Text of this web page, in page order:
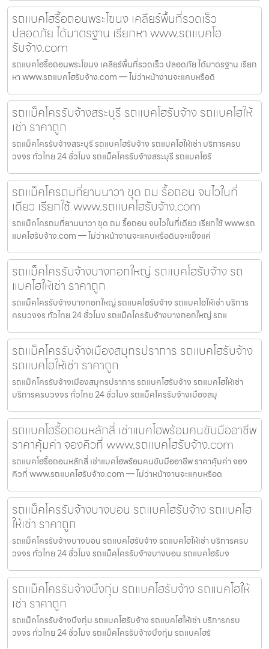
รถแบคโฮรื้อถอนพระโขนง เคลียร์พื้นที่รวดเร็ว
ปลอดภัย ได้มาตรฐาน เรียกหา www.รถแบคโฮ
รับจ้าง.com
รถแบคโฮรื้อถอนพระโขนง เคลียร์พื้นที่รวดเร็ว ปลอดภัย ได้มาตรฐาน เรียก
หา www.รถแบคโฮรับจ้าง.com — ไม่ว่าหน้างานจะแคบหรือดิ
รถแม็คโครรับจ้างสระบุรี รถแบคโฮรับจ้าง รถแบคโฮให้
เช่า ราคาถูก
รถแม็คโครรับจ้างสระบุรี รถแบคโฮรับจ้าง รถแบคโฮให้เช่า บริการครบ
วงจร ทั่วไทย 24 ชั่วโมง รถแม็คโครรับจ้างสระบุรี รถแบคโฮรั
รถแม็คโครถมที่ยานนาวา ขุด ถม รื้อถอน จบไวในที่
เดียว เรียกใช้ www.รถแบคโฮรับจ้าง.com
รถแม็คโครถมที่ยานนาวา ขุด ถม รื้อถอน จบไวในที่เดียว เรียกใช้ www.รถ
แบคโฮรับจ้าง.com — ไม่ว่าหน้างานจะแคบหรือดินจะแข็งแค่
รถแม็คโครรับจ้างบางกอกใหญ่ รถแบคโฮรับจ้าง รถ
แบคโฮให้เช่า ราคาถูก
รถแม็คโครรับจ้างบางกอกใหญ่ รถแบคโฮรับจ้าง รถแบคโฮให้เช่า บริการ
ครบวงจร ทั่วไทย 24 ชั่วโมง รถแม็คโครรับจ้างบางกอกใหญ่ รถแ
รถแม็คโครรับจ้างเมืองสมุทรปราการ รถแบคโฮรับจ้าง
รถแบคโฮให้เช่า ราคาถูก
รถแม็คโครรับจ้างเมืองสมุทรปราการ รถแบคโฮรับจ้าง รถแบคโฮให้เช่า
บริการครบวงจร ทั่วไทย 24 ชั่วโมง รถแม็คโครรับจ้างเมืองสมุ
รถแบคโฮรื้อถอนหลักสี่ เช่าแบคโฮพร้อมคนขับมืออาชีพ
ราคาคุ้มค่า จองคิวที่ www.รถแบคโฮรับจ้าง.com
รถแบคโฮรื้อถอนหลักสี่ เช่าแบคโฮพร้อมคนขับมืออาชีพ ราคาคุ้มค่า จอง
คิวที่ www.รถแบคโฮรับจ้าง.com — ไม่ว่าหน้างานจะแคบหรือด
รถแม็คโครรับจ้างบางบอน รถแบคโฮรับจ้าง รถแบคโฮ
ให้เช่า ราคาถูก
รถแม็คโครรับจ้างบางบอน รถแบคโฮรับจ้าง รถแบคโฮให้เช่า บริการครบ
วงจร ทั่วไทย 24 ชั่วโมง รถแม็คโครรับจ้างบางบอน รถแบคโฮรับจ
รถแม็คโครรับจ้างบึงกุ่ม รถแบคโฮรับจ้าง รถแบคโฮให้
เช่า ราคาถูก
รถแม็คโครรับจ้างบึงกุ่ม รถแบคโฮรับจ้าง รถแบคโฮให้เช่า บริการครบ
วงจร ทั่วไทย 24 ชั่วโมง รถแม็คโครรับจ้างบึงกุ่ม รถแบคโฮรั